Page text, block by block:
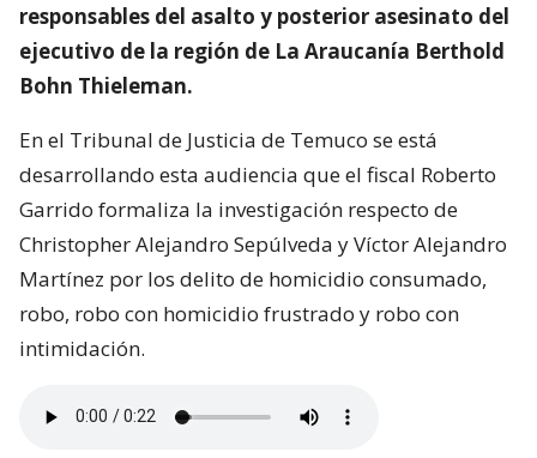
responsables del asalto y posterior asesinato del
ejecutivo de la región de La Araucanía Berthold
Bohn Thieleman.
En el Tribunal de Justicia de Temuco se está
desarrollando esta audiencia que el fiscal Roberto
Garrido formaliza la investigación respecto de
Christopher Alejandro Sepúlveda y Víctor Alejandro
Martínez por los delito de homicidio consumado,
robo, robo con homicidio frustrado y robo con
intimidación.